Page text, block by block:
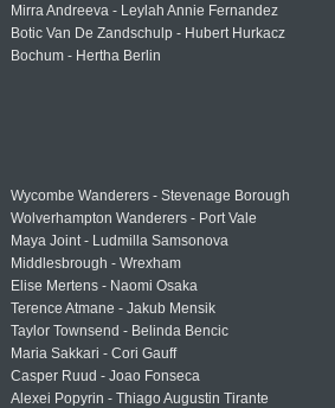
Mirra Andreeva - Leylah Annie Fernandez
Botic Van De Zandschulp - Hubert Hurkacz
Bochum - Hertha Berlin
Wycombe Wanderers - Stevenage Borough
Wolverhampton Wanderers - Port Vale
Maya Joint - Ludmilla Samsonova
Middlesbrough - Wrexham
Elise Mertens - Naomi Osaka
Terence Atmane - Jakub Mensik
Taylor Townsend - Belinda Bencic
Maria Sakkari - Cori Gauff
Casper Ruud - Joao Fonseca
Alexei Popyrin - Thiago Augustin Tirante